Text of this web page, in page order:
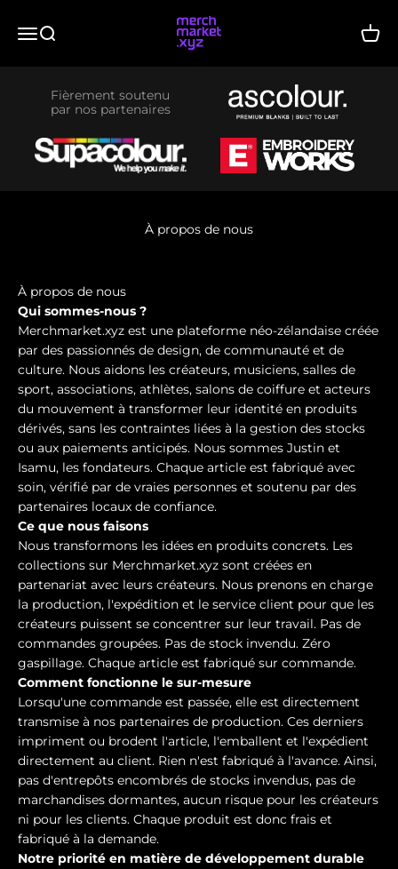
MenuRecherche merchmarket.xyz
Fièrement soutenu
par nos partenaires
À propos de nous
À propos de nous
Qui sommes-nous ?
Merchmarket.xyz est une plateforme néo-zélandaise créée
par des passionnés de design, de communauté et de
culture. Nous aidons les créateurs, musiciens, salles de
sport, associations, athlètes, salons de coiffure et acteurs
du mouvement à transformer leur identité en produits
dérivés, sans les contraintes liées à la gestion des stocks
ou aux paiements anticipés. Nous sommes Justin et
Isamu, les fondateurs. Chaque article est fabriqué avec
soin, vérifié par de vraies personnes et soutenu par des
partenaires locaux de confiance.
Ce que nous faisons
Nous transformons les idées en produits concrets. Les
collections sur Merchmarket.xyz sont créées en
partenariat avec leurs créateurs. Nous prenons en charge
la production, l'expédition et le service client pour que les
créateurs puissent se concentrer sur leur travail. Pas de
commandes groupées. Pas de stock invendu. Zéro
gaspillage. Chaque article est fabriqué sur commande.
Comment fonctionne le sur-mesure
Lorsqu'une commande est passée, elle est directement
transmise à nos partenaires de production. Ces derniers
impriment ou brodent l'article, l'emballent et l'expédient
directement au client. Rien n'est fabriqué à l'avance. Ainsi,
pas d'entrepôts encombrés de stocks invendus, pas de
marchandises dormantes, aucun risque pour les créateurs
ni pour les clients. Chaque produit est donc frais et
fabriqué à la demande.
Notre priorité en matière de développement durable